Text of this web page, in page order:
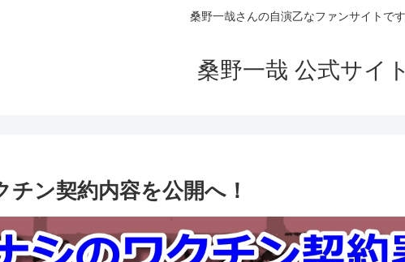
桑野一哉さんの自演乙なファンサイトです
桑野一哉 公式サイト
ン契約内容を公開へ！